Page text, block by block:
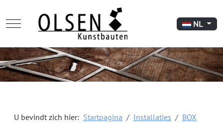
Mobile Menu Toggle Selecteer de
NL
U bevindt zich hier: Startpagina Installaties
BOX